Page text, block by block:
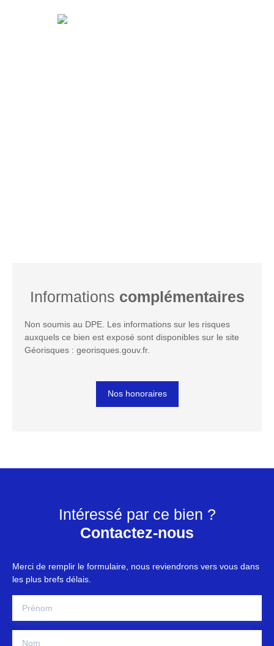
Informations complémentaires
Non soumis au DPE. Les informations sur les risques
auxquels ce bien est exposé sont disponibles sur le site
Géorisques : georisques.gouv.fr.
Nos honoraires
Intéressé par ce bien ?
Contactez-nous
Merci de remplir le formulaire, nous reviendrons vers vous dans
les plus brefs délais.
Prénom
Nom